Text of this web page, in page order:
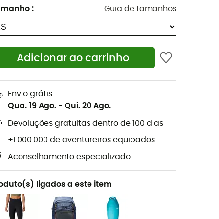
: Guia de tamanhos
Adicionar ao carrinho
Envio grátis
Qua. 19 Ago. - Qui. 20 Ago.
Devoluções gratuitas dentro de 100 dias
+1.000.000 de aventureiros equipados
Aconselhamento especializado
ligados a este item